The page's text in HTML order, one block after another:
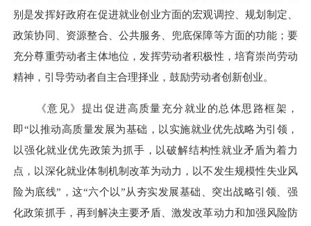
别是发挥好政府在促进就业创业方面的宏观调控、规划制定、
政策协同、资源整合、公共服务、兜底保障等方面的功能；要
充分尊重劳动者主体地位，发挥劳动者积极性，培育崇尚劳动
精神，引导劳动者自主合理择业，鼓励劳动者创新创业。
《意见》提出促进高质量充分就业的总体思路框架，
即“以推动高质量发展为基础，以实施就业优先战略为引领，
以强化就业优先政策为抓手，以破解结构性就业矛盾为着力
点，以深化就业体制机制改革为动力，以不发生规模性失业风
险为底线”，这“六个以”从夯实发展基础、突出战略引领、强
化政策抓手，再到解决主要矛盾、激发改革动力和加强风险防